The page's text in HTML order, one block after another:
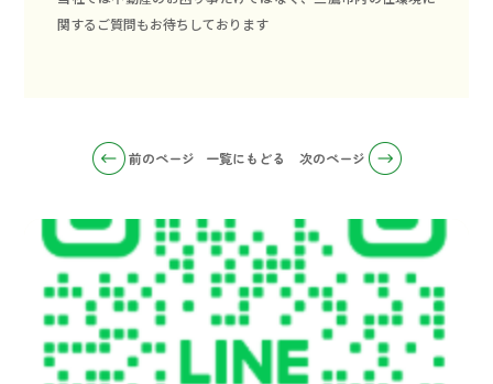
関するご質問もお待ちしております
前のページ 一覧にもどる 次のページ